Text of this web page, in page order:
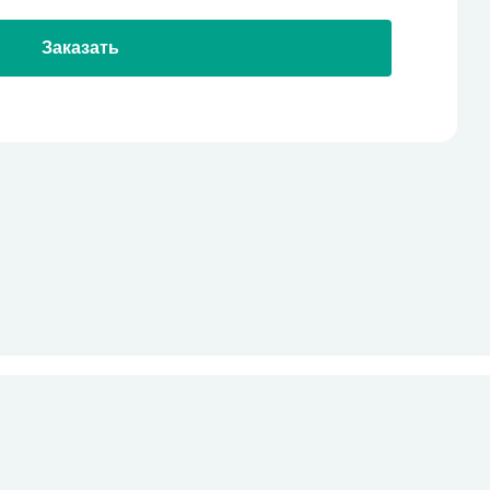
Заказать